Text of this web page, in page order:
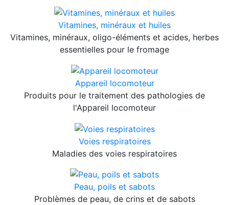
Vitamines, minéraux et huiles
Vitamines, minéraux, oligo-éléments et acides, herbes
essentielles pour le fromage
Appareil locomoteur
Produits pour le traitement des pathologies de
l'Appareil locomoteur
Voies respiratoires
Maladies des voies respiratoires
Peau, poils et sabots
Problèmes de peau, de crins et de sabots